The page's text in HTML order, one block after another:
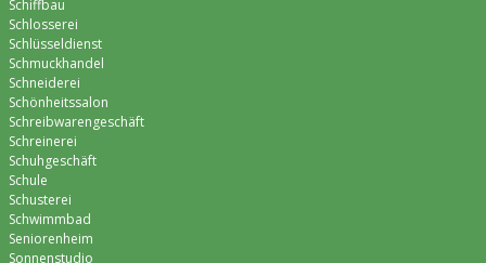
Schiffbau
Schlosserei
Schlüsseldienst
Schmuckhandel
Schneiderei
Schönheitssalon
Schreibwarengeschäft
Schreinerei
Schuhgeschäft
Schule
Schusterei
Schwimmbad
Seniorenheim
Sonnenstudio